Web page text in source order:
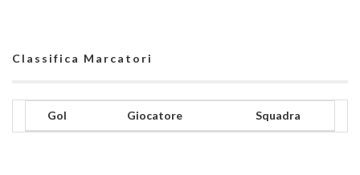
Classifica Marcatori
Gol Giocatore Squadra